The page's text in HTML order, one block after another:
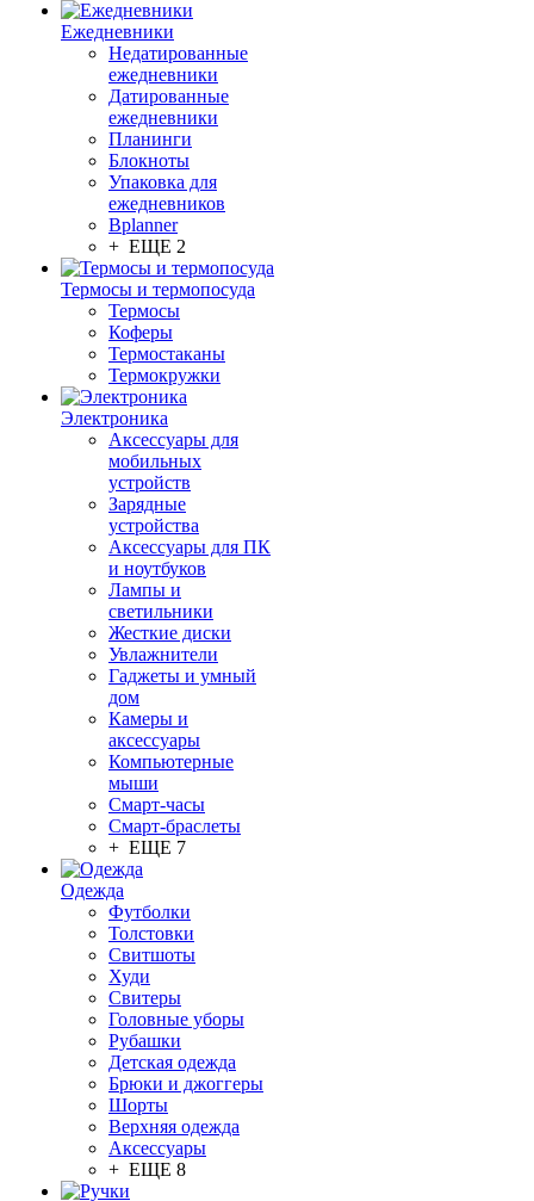
Ежедневники
Недатированные
ежедневники
Датированные
ежедневники
Планинги
Блокноты
Упаковка для
ежедневников
Bplanner
+ ЕЩЕ 2
Термосы и термопосуда
Термосы
Коферы
Термостаканы
Термокружки
Электроника
Аксессуары для
мобильных
устройств
Зарядные
устройства
Аксессуары для ПК
и ноутбуков
Лампы и
светильники
Жесткие диски
Увлажнители
Гаджеты и умный
дом
Камеры и
аксессуары
Компьютерные
мыши
Смарт-часы
Смарт-браслеты
+ ЕЩЕ 7
Одежда
Футболки
Толстовки
Свитшоты
Худи
Свитеры
Головные уборы
Рубашки
Детская одежда
Брюки и джоггеры
Шорты
Верхняя одежда
Аксессуары
+ ЕЩЕ 8